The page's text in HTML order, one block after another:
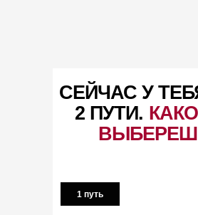
СЕЙЧАС У
2 ПУТИ.
1 путь